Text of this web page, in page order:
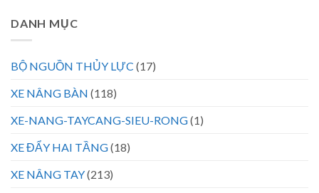
DANH MỤC
BỘ NGUỒN THỦY LỰC (17)
XE NÂNG BÀN (118)
XE-NANG-TAYCANG-SIEU-RONG(1)
XE ĐẨY HAI TẦNG(18)
XE NÂNG TAY(213)